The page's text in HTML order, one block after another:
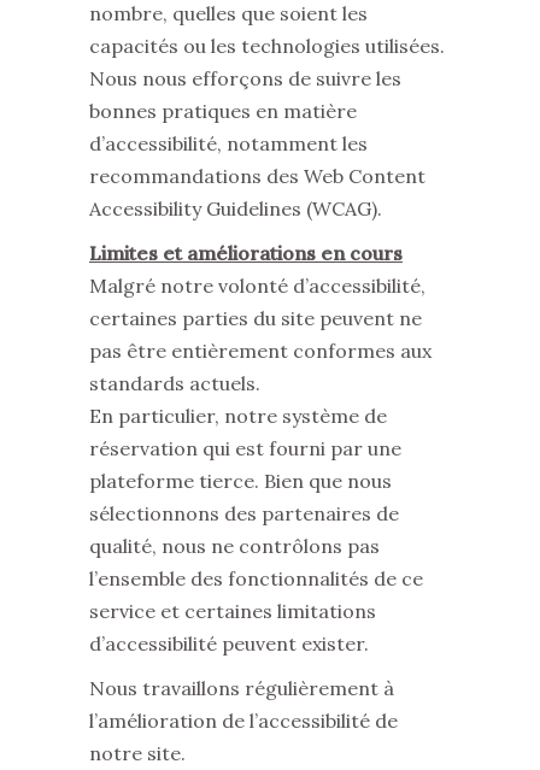
nombre, quelles que soient les
capacités ou les technologies utilisées.
Nous nous efforçons de suivre les
bonnes pratiques en matière
d’accessibilité, notamment les
recommandations des Web Content
Accessibility Guidelines (WCAG).
Limites et améliorations en cours
Malgré notre volonté d’accessibilité,
certaines parties du site peuvent ne
pas être entièrement conformes aux
standards actuels.
En particulier, notre système de
réservation qui est fourni par une
plateforme tierce. Bien que nous
sélectionnons des partenaires de
qualité, nous ne contrôlons pas
l’ensemble des fonctionnalités de ce
service et certaines limitations
d’accessibilité peuvent exister.
Nous travaillons régulièrement à
l’amélioration de l’accessibilité de
notre site.